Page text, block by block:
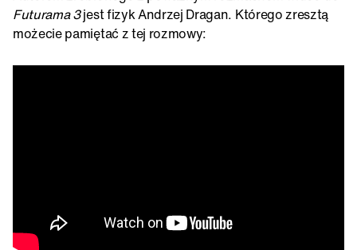
Futurama 3jest fizyk Andrzej Dragan. Którego zresztą
możecie pamiętać z tej rozmowy: